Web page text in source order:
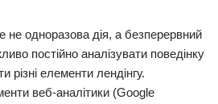
не одноразова дія, а безперервний
постійно аналізувати поведінку
різні елементи лендінгу.
веб-аналітики (Google